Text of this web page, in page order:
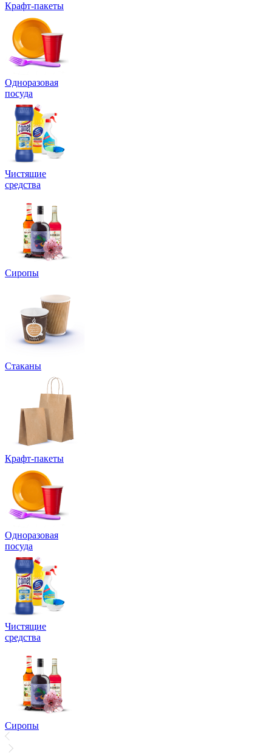
Крафт-пакеты
Одноразовая
посуда
Чистящие
средства
Сиропы
Стаканы
Крафт-пакеты
Одноразовая
посуда
Чистящие
средства
Сиропы